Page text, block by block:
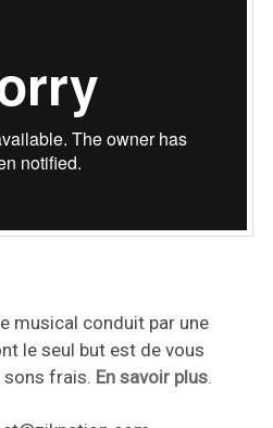
musical conduit par une
le seul but est de vous
frais. En savoir plus.